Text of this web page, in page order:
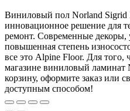
Виниловый пол Norland Sigrid
инновационное решение для
ремонт. Современные декоры,
повышенная степень
все это Alpine Floor. Для того,
магазине виниловый ламинат
корзину, оформите заказ или
доступным способом!